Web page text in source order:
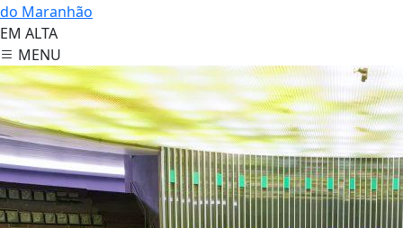
do Maranhão
EM ALTA
MENU